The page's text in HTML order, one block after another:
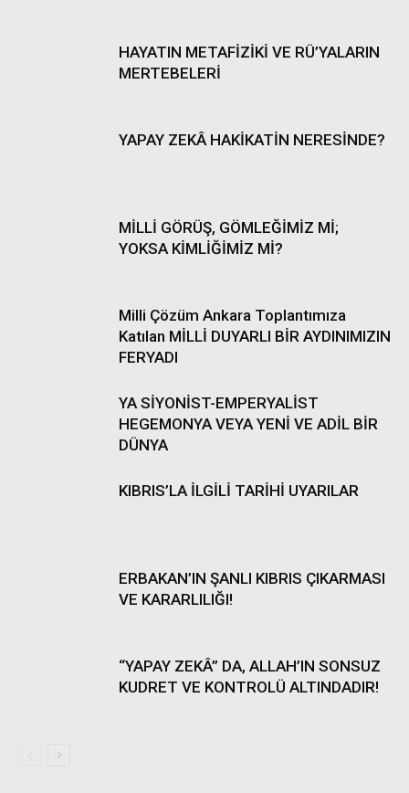
HAYATIN METAFİZİKİ VE RÜ’YALARIN
MERTEBELERİ
YAPAY ZEKÂ HAKİKATİN NERESİNDE?
MİLLİ GÖRÜŞ, GÖMLEĞİMİZ Mİ;
YOKSA KİMLİĞİMİZ Mİ?
Milli Çözüm Ankara Toplantımıza
Katılan MİLLİ DUYARLI BİR AYDINIMIZIN
FERYADI
YA SİYONİST-EMPERYALİST
HEGEMONYA VEYA YENİ VE ADİL BİR
DÜNYA
KIBRIS’LA İLGİLİ TARİHİ UYARILAR
ERBAKAN’IN ŞANLI KIBRIS ÇIKARMASI
VE KARARLILIĞI!
“YAPAY ZEKÂ” DA, ALLAH’IN SONSUZ
KUDRET VE KONTROLÜ ALTINDADIR!